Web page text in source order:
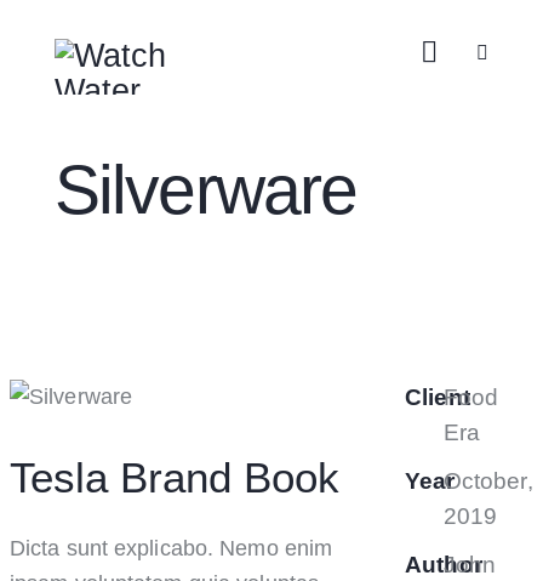
Silverware
Tesla Brand Book
Dicta sunt explicabo. Nemo enim
ClientFood
Era
YearOctober,
2019
Author
John